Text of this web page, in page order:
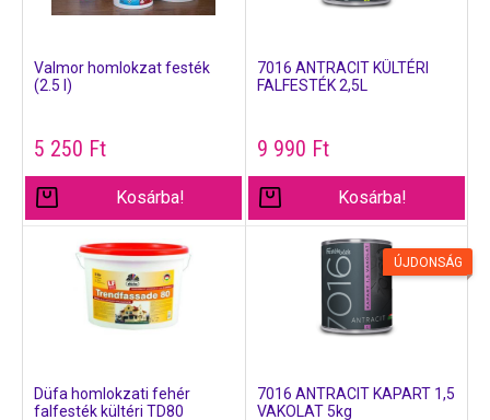
Valmor homlokzat festék
(2.5 l)
5 250 Ft
Kosárba!
7016 ANTRACIT KÜLTÉRI
FALFESTÉK 2,5L
9 990 Ft
Kosárba!
Düfa homlokzati fehér
falfesték kültéri TD80
ÚJDONSÁG
7016 ANTRACIT KAPART 1,5
VAKOLAT 5kg